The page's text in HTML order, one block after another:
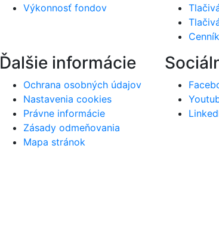
Výkonnosť fondov
Ďalšie informácie
Ochrana osobných údajov
Nastavenia cookies
Právne informácie
Zásady odmeňovania
Mapa stránok